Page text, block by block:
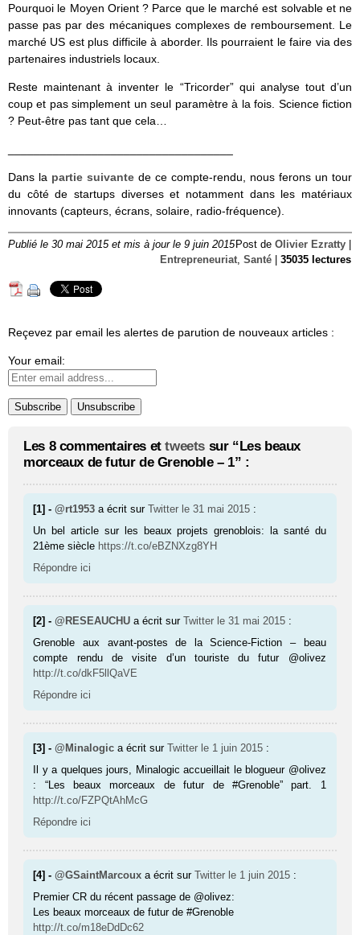
Pourquoi le Moyen Orient ? Parce que le marché est solvable et ne
passe pas par des mécaniques complexes de remboursement. Le
marché US est plus difficile à aborder. Ils pourraient le faire via des
partenaires industriels locaux.
Reste maintenant à inventer le “Tricorder” qui analyse tout d’un
coup et pas simplement un seul paramètre à la fois. Science fiction
? Peut-être pas tant que cela…
Dans la partie suivante de ce compte-rendu, nous ferons un tour
du côté de startups diverses et notamment dans les matériaux
innovants (capteurs, écrans, solaire, radio-fréquence).
Publié le 30 mai 2015 et mis à jour le 9 juin 2015 Post de Olivier Ezratty
Entrepreneuriat, Santé 35035 lectures
Reçevez par email les alertes de parution de nouveaux articles :
Your email:
Les 8 commentaires ettweets sur “Les beaux
morceaux de futur de Grenoble – 1” :
[1] -@rt1953 a écrit surTwitter le 31 mai 2015 :
Un bel article sur les beaux projets grenoblois: la santé du
21ème siècle https://t.co/eBZNXzg8YH
Répondre ici
[2] -@RESEAUCHU a écrit surTwitter le 31 mai 2015 :
Grenoble aux avant-postes de la Science-Fiction – beau
compte rendu de visite d’un touriste du futur @olivez
http://t.co/dkF5llQaVE
Répondre ici
[3] -@Minalogic a écrit surTwitter le 1 juin 2015 :
Il y a quelques jours, Minalogic accueillait le blogueur @olivez
: “Les beaux morceaux de futur de #Grenoble” part. 1
http://t.co/FZPQtAhMcG
Répondre ici
[4] -@GSaintMarcoux a écrit surTwitter le 1 juin 2015 :
Premier CR du récent passage de @olivez:
Les beaux morceaux de futur de #Grenoble
http://t.co/m18eDdDc62